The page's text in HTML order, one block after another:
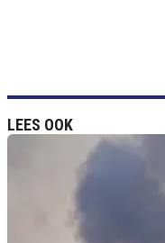
LEES OOK